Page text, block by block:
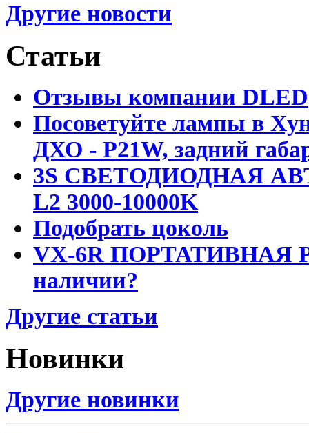
Другие новости
Статьи
Отзывы компании DLED
Посоветуйте лампы в
ДХО - P21W, задний
3S СВЕТОДИОДНАЯ
L2 3000-10000K
Подобрать цоколь
VX-6R ПОРТАТИВНАЯ
наличии?
Другие статьи
Новинки
Другие новинки